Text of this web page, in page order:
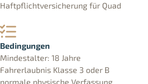
Haftpflichtversicherung für Quad
Bedingungen
Mindestalter: 18 Jahre
Fahrerlaubnis Klasse 3 oder B
normale physische Verfassung